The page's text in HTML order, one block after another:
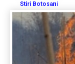
Stiri Botosani